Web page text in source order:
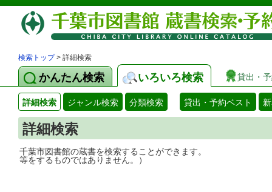
検索トップ> 詳細検索
かんたん検索 いろいろ検索 貸出・
詳細検索 ジャンル検索 分類検索 貸出・予約ベスト
詳細検索
千葉市図書館の蔵書を検索することがで
等をするものではありません。）